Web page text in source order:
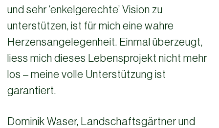
und sehr ‘enkelgerechte’ Vision zu
unterstützen, ist für mich eine wahre
Herzensangelegenheit. Einmal überzeugt,
liess mich dieses Lebensprojekt nicht mehr
los – meine volle Unterstützung ist
garantiert.
Dominik Waser, Landschaftsgärtner und